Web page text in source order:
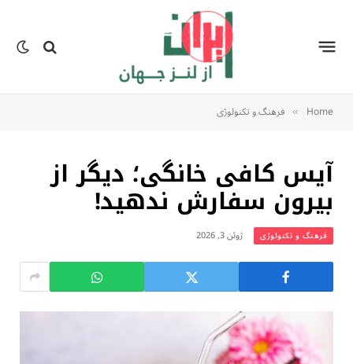
Home
» فرهنگ و تکنولوژی
آیس کافی خانگی؛ دیگر از
بیرون سفارش ندهید!
فرهنگ و تکنولوژی ژوئن 3, 2026